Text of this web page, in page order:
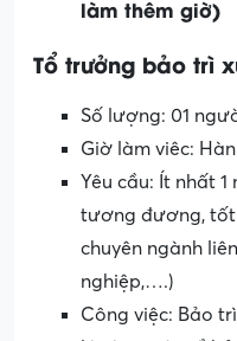
làm thêm giờ)
Tổ trưởng bảo trì
Số lượng: 01
Giờ làm viêc:
Yêu cầu: Ít nhất
tương đương,
chuyên ngành
nghiệp,….)
Công việc: Bảo